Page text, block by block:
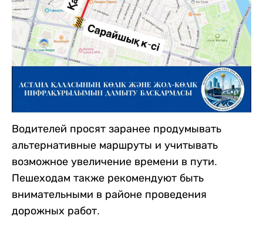
Водителей просят заранее продумывать
альтернативные маршруты и учитывать
возможное увеличение времени в пути.
Пешеходам также рекомендуют быть
внимательными в районе проведения
дорожных работ.